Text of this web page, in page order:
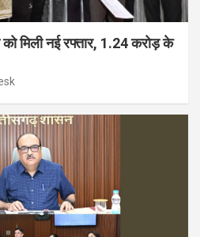
मिली नई रफ्तार, 1.24 करोड़ के